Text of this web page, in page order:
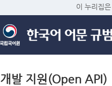
이 누리집
개발 지원(Open API)